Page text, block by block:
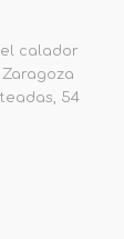
calador
54